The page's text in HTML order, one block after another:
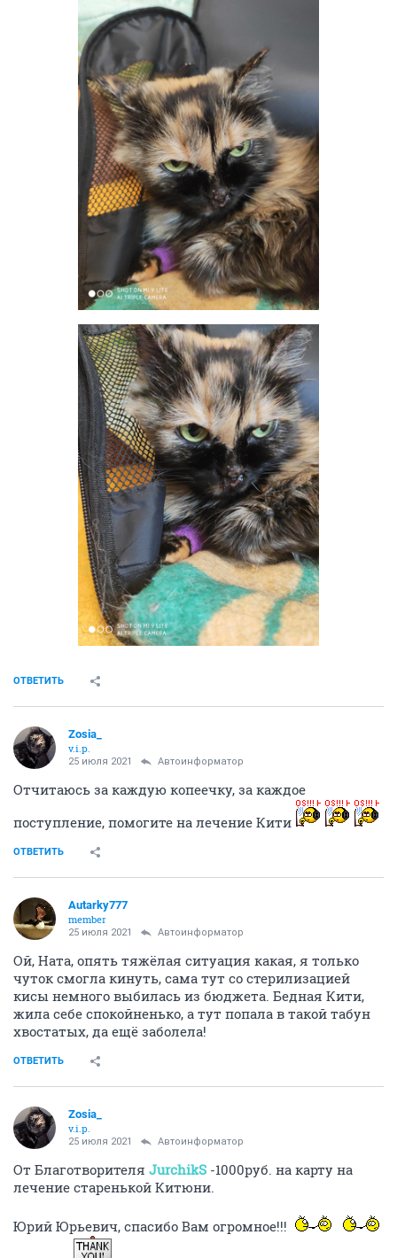
ОТВЕТИТЬ
Zosia_
v.i.p.
25 июля 2021 Автоинформатор
Отчитаюсь за каждую копеечку, за каждое
поступление, помогите на лечение Кити
ОТВЕТИТЬ
Autarky777
member
25 июля 2021 Автоинформатор
Ой, Ната, опять тяжёлая ситуация какая, я только
чуток смогла кинуть, сама тут со стерилизацией
кисы немного выбилась из бюджета. Бедная Кити,
жила себе спокойненько, а тут попала в такой табун
хвостатых, да ещё заболела!
ОТВЕТИТЬ
Zosia_
v.i.p.
25 июля 2021 Автоинформатор
От Благотворителя JurchikS -1000руб. на карту на
лечение старенькой Китюни.
Юрий Юрьевич, спасибо Вам огромное!!!